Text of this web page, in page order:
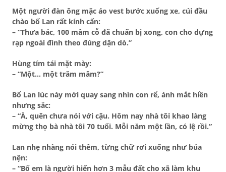
Một người đàn ông mặc áo vest bước xuống xe, cúi đầu
chào bố Lan rất kính cẩn:
– “Thưa bác, 100 mâm cỗ đã chuẩn bị xong, con cho dựng
rạp ngoài đình theo đúng dặn dò.”
Hùng tím tái mặt mày:
– “Một… một trăm mâm?”
Bố Lan lúc này mới quay sang nhìn con rể, ánh mắt hiền
nhưng sắc:
– “À, quên chưa nói với cậu. Hôm nay nhà tôi khao làng
mừng thọ bà nhà tôi 70 tuổi. Mỗi năm một lần, có lệ rồi.”
Lan nhẹ nhàng nói thêm, từng chữ rơi xuống như búa
nện:
– “Bố em là người hiến hơn 3 mẫu đất cho xã làm khu